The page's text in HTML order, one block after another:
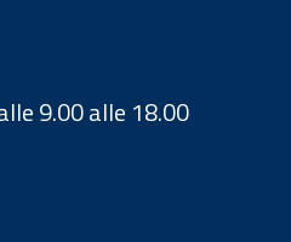
9.00 alle 18.00